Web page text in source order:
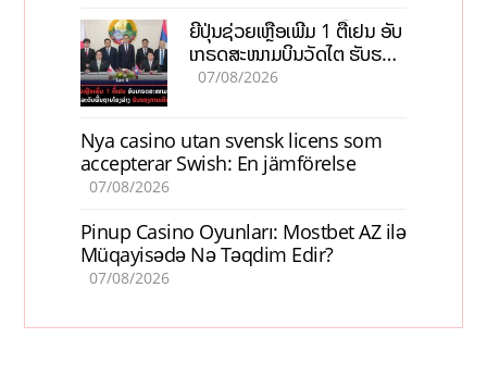
ຍີ່ປຸ່ນຊ່ວຍເຫຼືອເພີ່ມ 1 ຕື້ເຢນ ອັບ
ເກຣດສະໜາມບິນວັດໄຕ ຮັບຮອງ
ການເຕີບໂຕ
07/08/2026
Nya casino utan svensk licens som
accepterar Swish: En jämförelse
07/08/2026
Pinup Casino Oyunları: Mostbet AZ ilə
Müqayisədə Nə Təqdim Edir?
07/08/2026